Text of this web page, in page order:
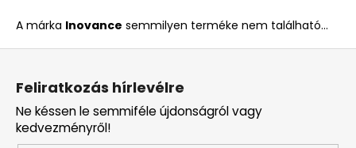
A márka Inovance semmilyen terméke nem található...
i
t
k
e
r
e
s
L
Feliratkozás hírlevélre
Ne késsen le semmiféle újdonságról vagy
kedvezményről!